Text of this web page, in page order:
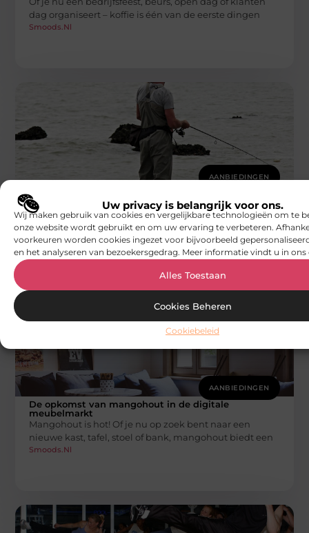
Uw privacy is belangrijk voor ons.
Wij maken gebruik van cookies en vergelijkbare technologieën om te
onze website wordt gebruikt en om uw ervaring te verbeteren.
voorkeuren worden cookies ingezet voor bijvoorbeeld
en het analyseren van bezoekersgedrag. Meer informatie vindt u in ons
Alles Toestaan
Cookies Beheren
Cookiebeleid
dag organiseert – koffie is één van de eerste dingen
Smoods.nl
AANBIEDINGEN
Werkbroeken: jouw essentiële partner op
de werkvloer
Of je nu in de bouw, logistiek, of een andere hands-on
sector werkt, een goede werkbroek is onmisbaar. Jouw
werkkleding
Smoods.nl
AANBIEDINGEN
De opkomst van mangohout in de digitale
meubelmarkt
Mangohout is hot! Of je nu op zoek bent naar een
nieuwe kast, tafel, stoel of bank, mangohout biedt een
Smoods.nl